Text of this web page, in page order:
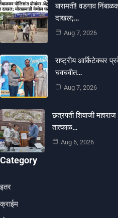
बारामती! वडगाव
दाखल;…
Aug 7, 2026
राष्ट्रीय आर्किटेक्चर
घवघवीत…
Aug 7, 2026
छत्रपती शिवाजी
तात्काळ…
Aug 6, 2026
Category
इतर
क्राईम